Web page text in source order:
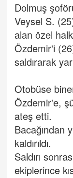
Dolmuş
Veysel S.
alan özel
Özdemir'i
saldırarak
Otobüse
Özdemir'e,
ateş etti.
Bacağından
kaldırıldı.
Saldırı
ekiplerince